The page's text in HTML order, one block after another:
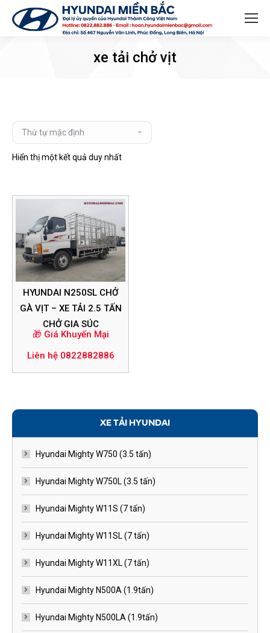
Search:
xe tải chở vịt
Hiển thị một kết quả duy nhất
HYUNDAI N250SL CHỞ
GÀ VỊT – XE TẢI 2.5 TẤN
CHỞ GIA SÚC
🎁 Giá Khuyến Mại
Liên hệ 0822882886
XE TẢI HYUNDAI
Hyundai Mighty W750 (3.5 tấn)
Hyundai Mighty W750L (3.5 tấn)
Hyundai Mighty W11S (7 tấn)
Hyundai Mighty W11SL (7 tấn)
Hyundai Mighty W11XL (7 tấn)
Hyundai Mighty N500A (1.9tấn)
Hyundai Mighty N500LA (1.9tấn)